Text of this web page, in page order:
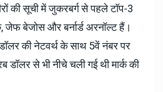
की सूची में जुकरबर्ग से पहले टॉप-3
जेफ बेजोस और बर्नार्ड अरनॉल्ट हैं।
की नेटवर्थ के साथ 5वें नंबर पर
से भी नीचे चली गई थी मार्क की